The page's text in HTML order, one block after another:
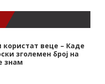
веце – Каде
зголемен број на
знам